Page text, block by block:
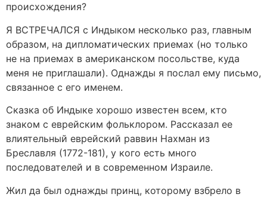
происхождения?
Я ВСТРЕЧАЛСЯ с Индыком несколько раз, главным
образом, на дипломатических приемах (но только
не на приемах в американском посольстве, куда
меня не приглашали). Однажды я послал ему письмо,
связанное с его именем.
Сказка об Индыке хорошо известен всем, кто
знаком с еврейским фольклором. Рассказал ее
влиятельный еврейский раввин Нахман из
Бреславля (1772-181), у кого есть много
последователей и в современном Израиле.
Жил да был однажды принц, которому взбрело в